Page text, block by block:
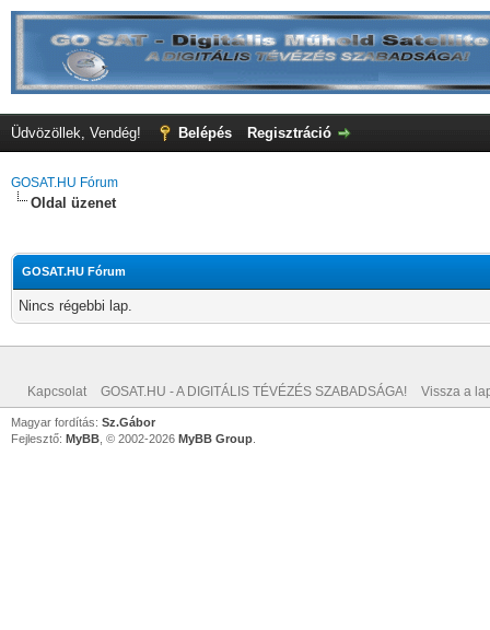
Üdvözöllek, Vendég! Belépés Regisztráció
GOSAT.HU Fórum
Oldal üzenet
GOSAT.HU Fórum
Nincs régebbi lap.
Kapcsolat GOSAT.HU - A DIGITÁLIS TÉVÉZÉS SZABADSÁGA! Vissza a
Magyar fordítás: Sz.Gábor
Fejlesztő: MyBB , © 2002-2026 MyBB Group